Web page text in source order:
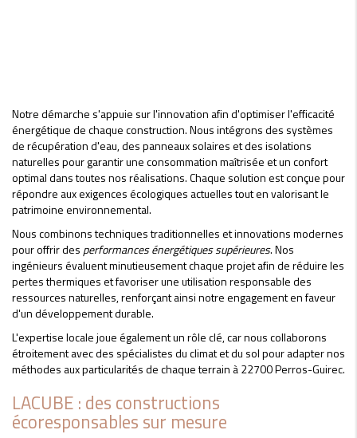
Notre démarche s'appuie sur l'innovation afin d'optimiser l'efficacité
énergétique de chaque construction. Nous intégrons des systèmes
de récupération d'eau, des panneaux solaires et des isolations
naturelles pour garantir une consommation maîtrisée et un confort
optimal dans toutes nos réalisations. Chaque solution est conçue pour
répondre aux exigences écologiques actuelles tout en valorisant le
patrimoine environnemental.
Nous combinons techniques traditionnelles et innovations modernes
pour offrir des performances énergétiques supérieures. Nos
ingénieurs évaluent minutieusement chaque projet afin de réduire les
pertes thermiques et favoriser une utilisation responsable des
ressources naturelles, renforçant ainsi notre engagement en faveur
d'un développement durable.
L'expertise locale joue également un rôle clé, car nous collaborons
étroitement avec des spécialistes du climat et du sol pour adapter nos
méthodes aux particularités de chaque terrain à 22700 Perros-Guirec.
LACUBE : des constructions
écoresponsables sur mesure